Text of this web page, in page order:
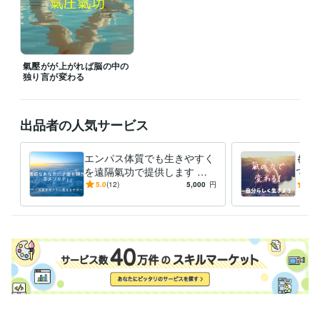
氣壓がが上がれば脳の中の
独り言が変わる
出品者の人気サービス
エンパス体質でも生きやすく
を遠隔氣功で提供します も
う自分を後回しにする生き方
トへ
5.0(12) 5,000 円
もう
で気
「断
ら変